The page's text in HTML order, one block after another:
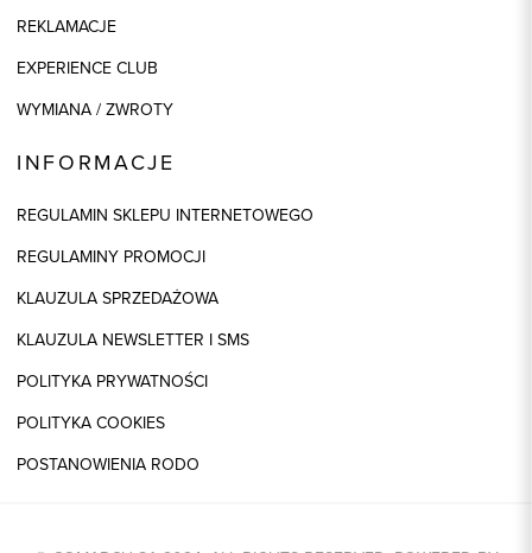
REKLAMACJE
EXPERIENCE CLUB
WYMIANA / ZWROTY
INFORMACJE
REGULAMIN SKLEPU INTERNETOWEGO
REGULAMINY PROMOCJI
KLAUZULA SPRZEDAŻOWA
KLAUZULA NEWSLETTER I SMS
POLITYKA PRYWATNOŚCI
POLITYKA COOKIES
POSTANOWIENIA RODO